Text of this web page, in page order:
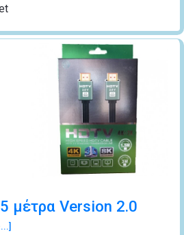
μέτρα Version 2.0